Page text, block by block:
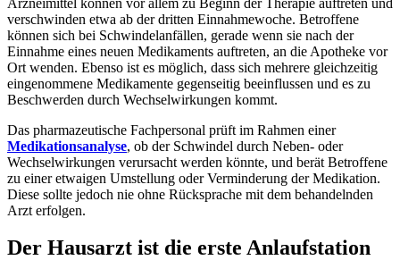
verschwinden etwa ab der dritten Einnahmewoche. Betroffene
können sich bei Schwindelanfällen, gerade wenn sie nach der
Einnahme eines neuen Medikaments auftreten, an die Apotheke vor
Ort wenden. Ebenso ist es möglich, dass sich mehrere gleichzeitig
eingenommene Medikamente gegenseitig beeinflussen und es zu
Beschwerden durch Wechselwirkungen kommt.
Das pharmazeutische Fachpersonal prüft im Rahmen einer
Medikationsanalyse, ob der Schwindel durch Neben- oder
Wechselwirkungen verursacht werden könnte, und berät Betroffene
zu einer etwaigen Umstellung oder Verminderung der Medikation.
Diese sollte jedoch nie ohne Rücksprache mit dem behandelnden
Arzt erfolgen.
Der Hausarzt ist die erste Anlaufstation